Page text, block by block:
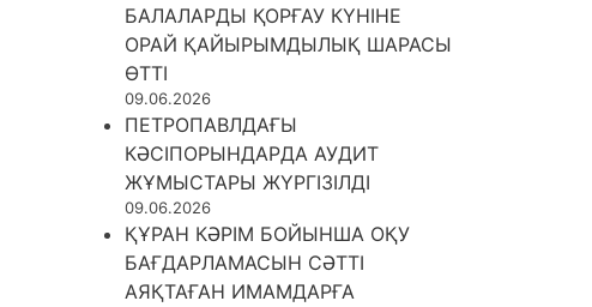
БАЛАЛАРДЫ ҚОРҒАУ КҮНІНЕ
ОРАЙ ҚАЙЫРЫМДЫЛЫҚ ШАРАСЫ
ӨТТІ
09.06.2026
ПЕТРОПАВЛДАҒЫ
КӘСІПОРЫНДАРДА АУДИТ
ЖҰМЫСТАРЫ ЖҮРГІЗІЛДІ
09.06.2026
ҚҰРАН КӘРІМ БОЙЫНША ОҚУ
БАҒДАРЛАМАСЫН СӘТТІ
АЯҚТАҒАН ИМАМДАРҒА